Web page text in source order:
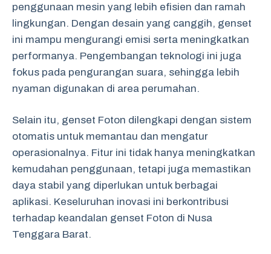
penggunaan mesin yang lebih efisien dan ramah
lingkungan. Dengan desain yang canggih, genset
ini mampu mengurangi emisi serta meningkatkan
performanya. Pengembangan teknologi ini juga
fokus pada pengurangan suara, sehingga lebih
nyaman digunakan di area perumahan.
Selain itu, genset Foton dilengkapi dengan sistem
otomatis untuk memantau dan mengatur
operasionalnya. Fitur ini tidak hanya meningkatkan
kemudahan penggunaan, tetapi juga memastikan
daya stabil yang diperlukan untuk berbagai
aplikasi. Keseluruhan inovasi ini berkontribusi
terhadap keandalan genset Foton di Nusa
Tenggara Barat.